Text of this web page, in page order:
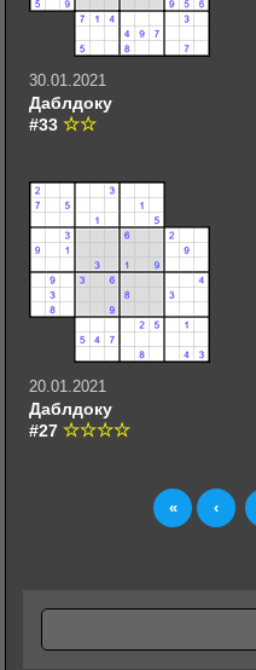
30.01.2021
Даблдоку
#33
20.01.2021
Даблдоку
#27
« ‹